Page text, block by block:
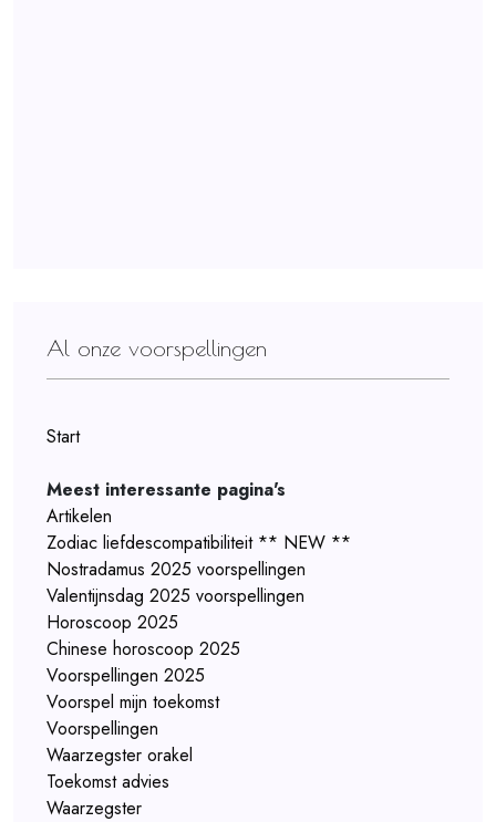
Al onze voorspellingen
Start
Meest interessante pagina's
Artikelen
Zodiac liefdescompatibiliteit ** NEW **
Nostradamus 2025 voorspellingen
Valentijnsdag 2025 voorspellingen
Horoscoop 2025
Chinese horoscoop 2025
Voorspellingen 2025
Voorspel mijn toekomst
Voorspellingen
Waarzegster orakel
Toekomst advies
Waarzegster